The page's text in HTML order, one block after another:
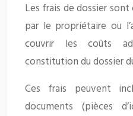
Les frais de dossier
par le propriétaire ou
couvrir les coûts
constitution du dossier
Ces frais peuvent
documents (pièces